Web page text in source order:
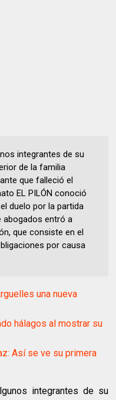
integrantes de su
de la familia
que falleció el
EL PILÓN conoció
duelo por la partida
abogados entró a
que consiste en el
por causa
una nueva
hálagos al mostrar su
Así se ve su primera
integrantes de su